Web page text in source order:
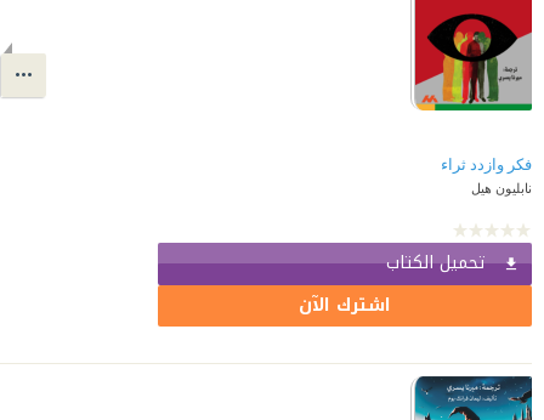
فكر وازدد ثراء
نابليون هيل
تحميل الكتاب
اشترك الآن